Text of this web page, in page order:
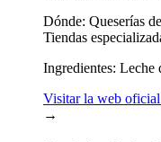
Dónde: Queserías
Tiendas
Ingredientes: Leche
Visitar la web
→